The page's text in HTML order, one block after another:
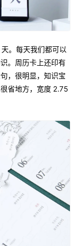
。每天我们都可以
。周历卡上还印有
，很明显，知识宝
省地方，宽度 2.75